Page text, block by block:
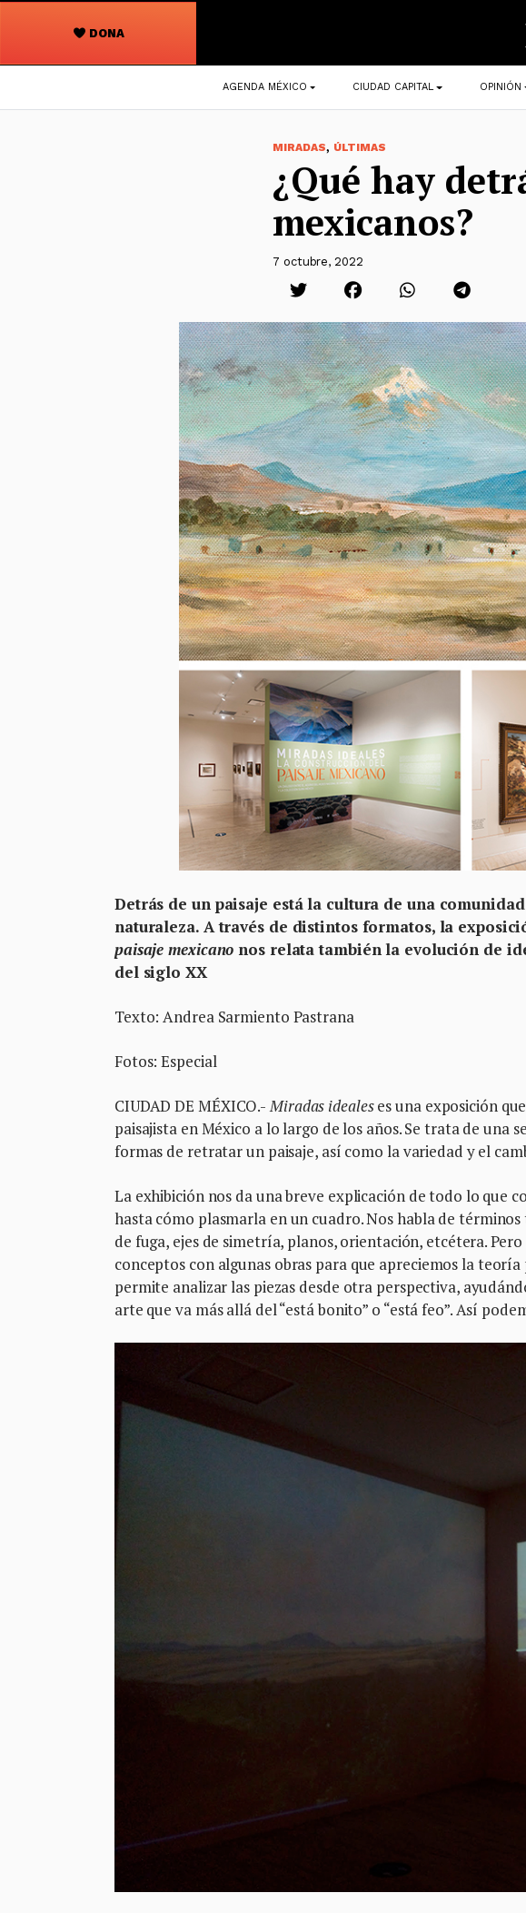
DONA
Navegación
principal
AGENDA MÉXICO CIUDAD CAPITAL OPINIÓN
MIRADAS, ÚLTIMAS
¿Qué hay
mexicanos?
7 octubre, 2022
Detrás de un paisaje está la cultura de una
naturaleza. A través de distintos formatos, la
paisaje mexicano nos relata también la evolución de
del siglo XX
Texto: Andrea Sarmiento Pastrana
Fotos: Especial
CIUDAD DE MÉXICO.-Miradas idealeses una exposición
paisajista en México a lo largo de los años. Se trata de una
formas de retratar un paisaje, así como la variedad y el
La exhibición nos da una breve explicación de todo lo que
hasta cómo plasmarla en un cuadro. Nos habla de
de fuga, ejes de simetría, planos, orientación, etcétera.
conceptos con algunas obras para que apreciemos la
permite analizar las piezas desde otra perspectiva,
arte que va más allá del “está bonito” o “está feo”. Así